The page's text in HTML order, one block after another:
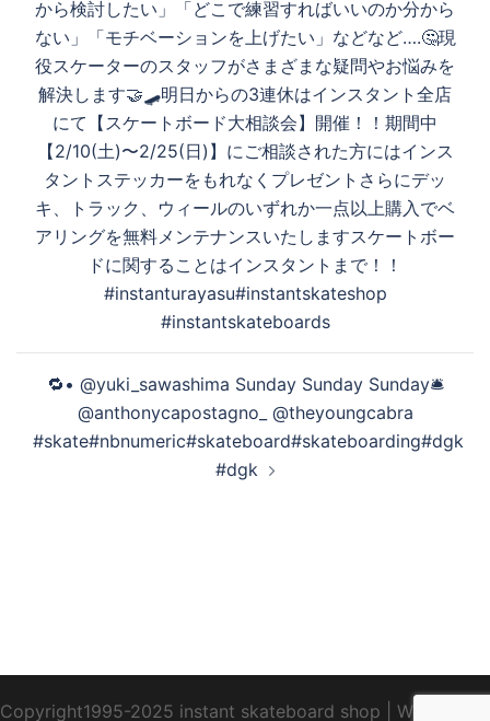
ョ
ン
から検討したい」「どこで練習すればいいのか分から
ない」「モチベーションを上げたい」などなど….🤔現
役スケーターのスタッフがさまざまな疑問やお悩みを
解決します🤝🛹明日からの3連休はインスタント全店
にて【スケートボード大相談会】開催！！期間中
【2/10(土)〜2/25(日)】にご相談された方にはインス
タントステッカーをもれなくプレゼントさらにデッ
キ、トラック、ウィールのいずれか一点以上購入でベ
アリングを無料メンテナンスいたしますスケートボー
ドに関することはインスタントまで！！
#instanturayasu#instantskateshop
#instantskateboards
🔁• @yuki_sawashima Sunday Sunday Sunday🛎️
@anthonycapostagno_ @theyoungcabra
#skate#nbnumeric#skateboard#skateboarding#dgk
#dgk
Copyright1995-2025 instant skateboard shop WebDesign